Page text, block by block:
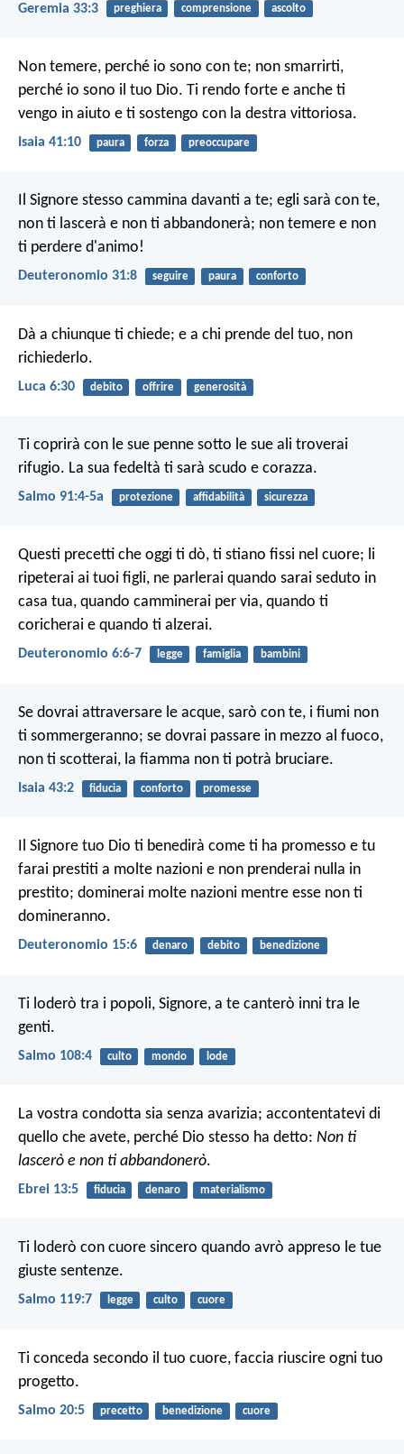
Geremia 33:3 preghiera comprensione ascolto
Non temere, perché io sono con te; non smarrirti,
perché io sono il tuo Dio. Ti rendo forte e anche ti
vengo in aiuto e ti sostengo con la destra vittoriosa.
Isaia 41:10 paura forza preoccupare
Il Signore stesso cammina davanti a te; egli sarà con te,
non ti lascerà e non ti abbandonerà; non temere e non
ti perdere d'animo!
Deuteronomio 31:8 seguire paura conforto
Dà a chiunque ti chiede; e a chi prende del tuo, non
richiederlo.
Luca 6:30 debito offrire generosità
Ti coprirà con le sue penne sotto le sue ali troverai
rifugio. La sua fedeltà ti sarà scudo e corazza.
Salmo 91:4-5a protezione affidabilità sicurezza
Questi precetti che oggi ti dò, ti stiano fissi nel cuore; li
ripeterai ai tuoi figli, ne parlerai quando sarai seduto in
casa tua, quando camminerai per via, quando ti
coricherai e quando ti alzerai.
Deuteronomio 6:6-7 legge famiglia bambini
Se dovrai attraversare le acque, sarò con te, i fiumi non
ti sommergeranno; se dovrai passare in mezzo al fuoco,
non ti scotterai, la fiamma non ti potrà bruciare.
Isaia 43:2 fiducia conforto promesse
Il Signore tuo Dio ti benedirà come ti ha promesso e tu
farai prestiti a molte nazioni e non prenderai nulla in
prestito; dominerai molte nazioni mentre esse non ti
domineranno.
Deuteronomio 15:6 denaro debito benedizione
Ti loderò tra i popoli, Signore, a te canterò inni tra le
genti.
Salmo 108:4 culto mondo lode
La vostra condotta sia senza avarizia; accontentatevi di
quello che avete, perché Dio stesso ha detto: Non ti
lascerò e non ti abbandonerò.
Ebrei 13:5 fiducia denaro materialismo
Ti loderò con cuore sincero quando avrò appreso le tue
giuste sentenze.
Salmo 119:7 legge culto cuore
Ti conceda secondo il tuo cuore, faccia riuscire ogni tuo
progetto.
Salmo 20:5 precetto benedizione cuore